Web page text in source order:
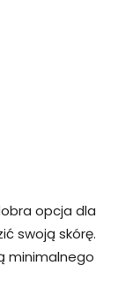
opcja dla
swoją skórę.
minimalnego